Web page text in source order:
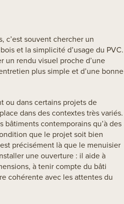
c’est souvent chercher un
et la simplicité d’usage du PVC.
un rendu visuel proche d’une
plus simple et d’une bonne
ou dans certains projets de
dans des contextes très variés.
bâtiments contemporains qu’à des
que le projet soit bien
précisément là que le menuisier
une ouverture : il aide à
à tenir compte du bâti
cohérente avec les attentes du